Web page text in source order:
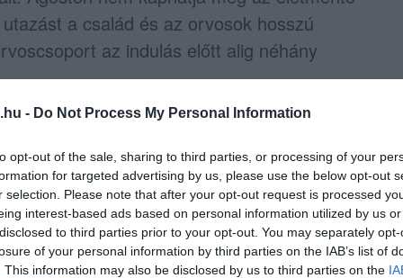
- Do Not Process My Personal Information
opt-out of the sale, sharing to third parties, or processing of your
for targeted advertising by us, please use the below opt-out
selection. Please note that after your opt-out request is processed
interest-based ads based on personal information utilized by us
to third parties prior to your opt-out. You may separately
of your personal information by third parties on the IAB’s list of
This information may also be disclosed by us to third parties on the
a család és az orvosok hosszú
az indulás előtt alig néhány
immunrendszerét. Ennek
lázas állapot lépett fel, amit a magyar
beadott BCG vakcina – amely élő,
ki. Bár a célzott gyógyszeres
transzplantációt akkor el kellett
visszatért.